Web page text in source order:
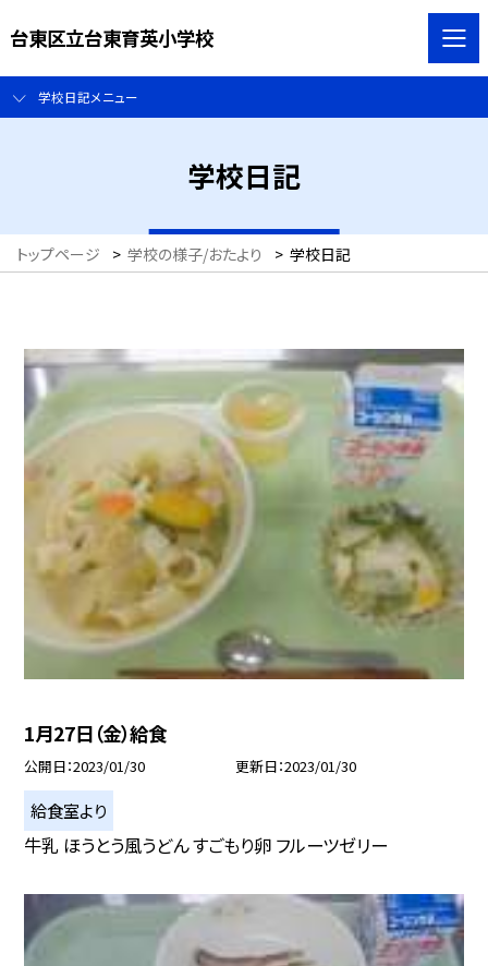
台東区立台東育英小学校
学校日記メニュー
学校日記
トップページ > 学校の様子/おたより > 学校日記
1月27日（金）給食
公開日 2023/01/30 更新日 2023/01/30
給食室より
牛乳 ほうとう風うどん すごもり卵 フルーツゼリー